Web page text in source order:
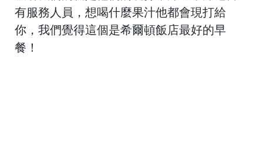
有服務人員，想喝什麼果汁他都會現打給
你，我們覺得這個是希爾頓飯店最好的早
餐！